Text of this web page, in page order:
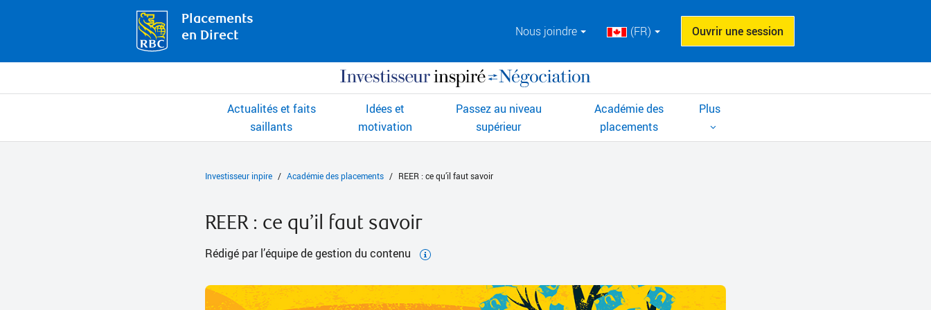
Placements
en Direct
Nous joindre (FR) Ouvrir une session
Actualités et faits
saillants
Idées et
motivation
Passez au niveau
supérieur
Académie des
placements
Plus
Investisseur inpire Académie des placements REER : ce qu’il faut savoir
REER : ce qu’il faut savoir
Rédigé par l’équipe de gestion du contenu